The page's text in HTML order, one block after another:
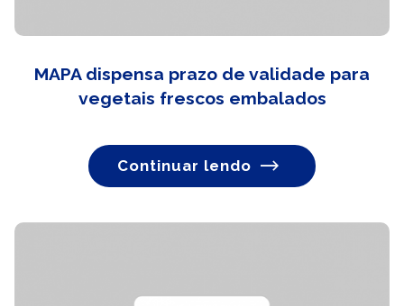
MAPA dispensa prazo de validade para
vegetais frescos embalados
Continuar lendo